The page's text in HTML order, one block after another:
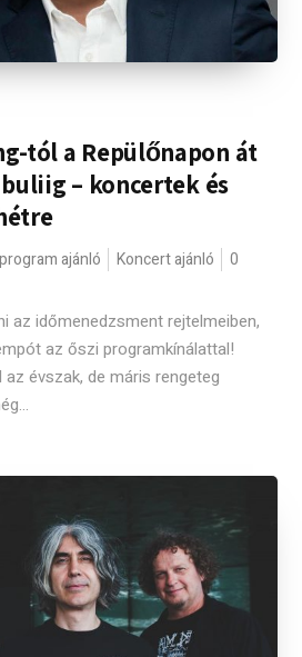
tól a Repülőnapon át
buliig – koncertek és
ajánló Koncert ajánló
0
az időmenedzsment rejtelmeiben,
az őszi programkínálattal!
évszak, de máris rengeteg